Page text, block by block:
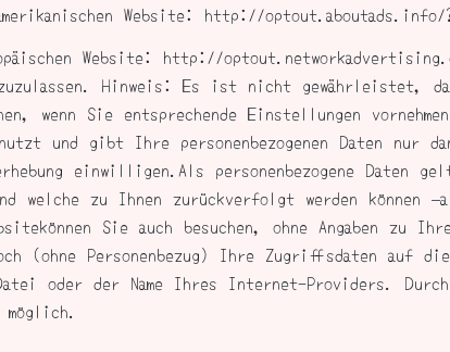
Website: http://optout.aboutads.info/
Website: http://
Hinweis: Es ist nicht gewährleistet,
wenn Sie entsprechende Einstellungen
und gibt Ihre personenbezogenen Daten nur
einwilligen.Als personenbezogene Daten
welche zu Ihnen zurückverfolgt werden können
Sie auch besuchen, ohne Angaben zu
(ohne Personenbezug) Ihre Zugriffsdaten auf
oder der Name Ihres Internet-Providers.